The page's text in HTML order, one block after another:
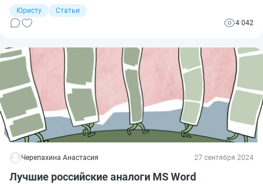
Юристу
Статьи
4 042
Черепахина Анастасия 27 сентября 2024
Лучшие российские аналоги MS Word